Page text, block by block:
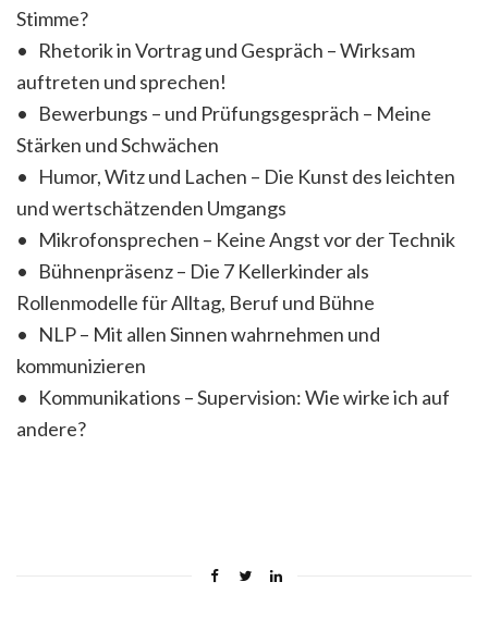
Stimme?
• Rhetorik in Vortrag und Gespräch – Wirksam
auftreten und sprechen!
• Bewerbungs – und Prüfungsgespräch – Meine
Stärken und Schwächen
• Humor, Witz und Lachen – Die Kunst des leichten
und wertschätzenden Umgangs
• Mikrofonsprechen – Keine Angst vor der Technik
• Bühnenpräsenz – Die 7 Kellerkinder als
Rollenmodelle für Alltag, Beruf und Bühne
• NLP – Mit allen Sinnen wahrnehmen und
kommunizieren
• Kommunikations – Supervision: Wie wirke ich auf
andere?